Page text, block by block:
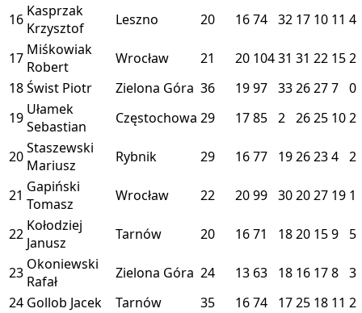
16 Kasprzak
Krzysztof
Leszno 20 1674 32 17 10 11 4
17 Miśkowiak
Robert
Wrocław 21 20 10431 31 22 152
18Świst Piotr Zielona Góra 36 1997 3326277 0
19 Ułamek
Sebastian
Częstochowa 29 1785 2 2625 102
20Staszewski
Mariusz
Rybnik 29 1677 1926234 2
21 Gapiński
Tomasz
Wrocław 22 2099 302027 19 1
22 Kołodziej
Janusz
Tarnów 20 1671 1820 159 5
23 Okoniewski
Rafał
Zielona Góra 24 13 63 18 16 178 3
24 Gollob Jacek Tarnów 35 1674 1725 18 11 2